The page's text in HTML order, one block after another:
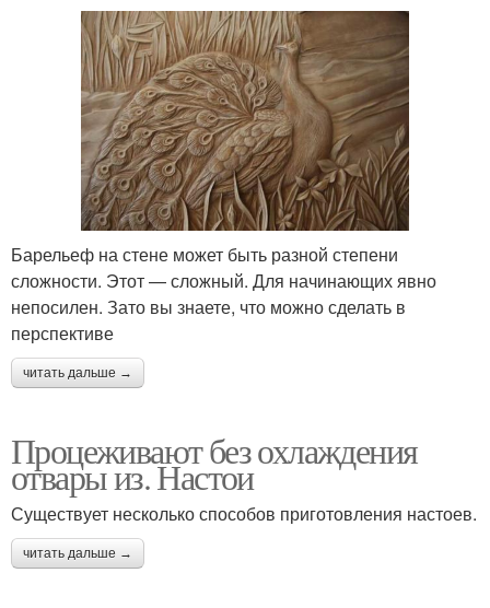
Барельеф на стене может быть разной степени
сложности. Этот — сложный. Для начинающих явно
непосилен. Зато вы знаете, что можно сделать в
перспективе
читать дальше →
Процеживают без охлаждения
отвары из. Настои
Существует несколько способов приготовления настоев.
читать дальше →